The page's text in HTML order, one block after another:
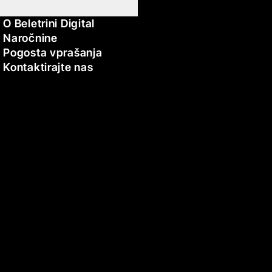
O Beletrini Digital
Naročnine
Pogosta vprašanja
Kontaktirajte nas